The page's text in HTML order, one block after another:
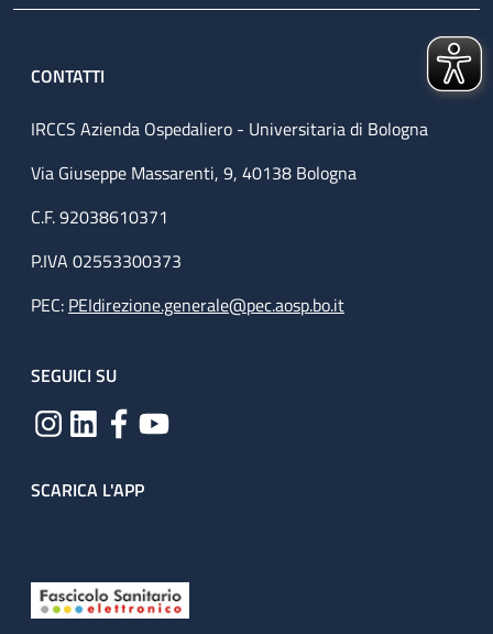
CONTATTI
IRCCS Azienda Ospedaliero - Universitaria di Bologna
Via Giuseppe Massarenti, 9, 40138 Bologna
C.F. 92038610371
P.IVA 02553300373
PEC: PEIdirezione.generale@pec.aosp.bo.it
SEGUICI SU
SCARICA L'APP